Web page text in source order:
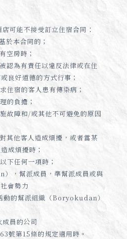
可能不接受訂立住宿合同：
於本合同的；
空房時；
認為有責任以違反法律或在住
良好道德的方式行事；
住宿的客人患有傳染病；
的負擔；
故障和/或其他不可避免的原因
其他客人造成煩擾，或者當某
成煩擾時；
下任何一項時；
，幫派成員，準幫派成員或與
會勢力
動的幫派組織（Boryokudan）
員的公司
號第15條的規定適用時。